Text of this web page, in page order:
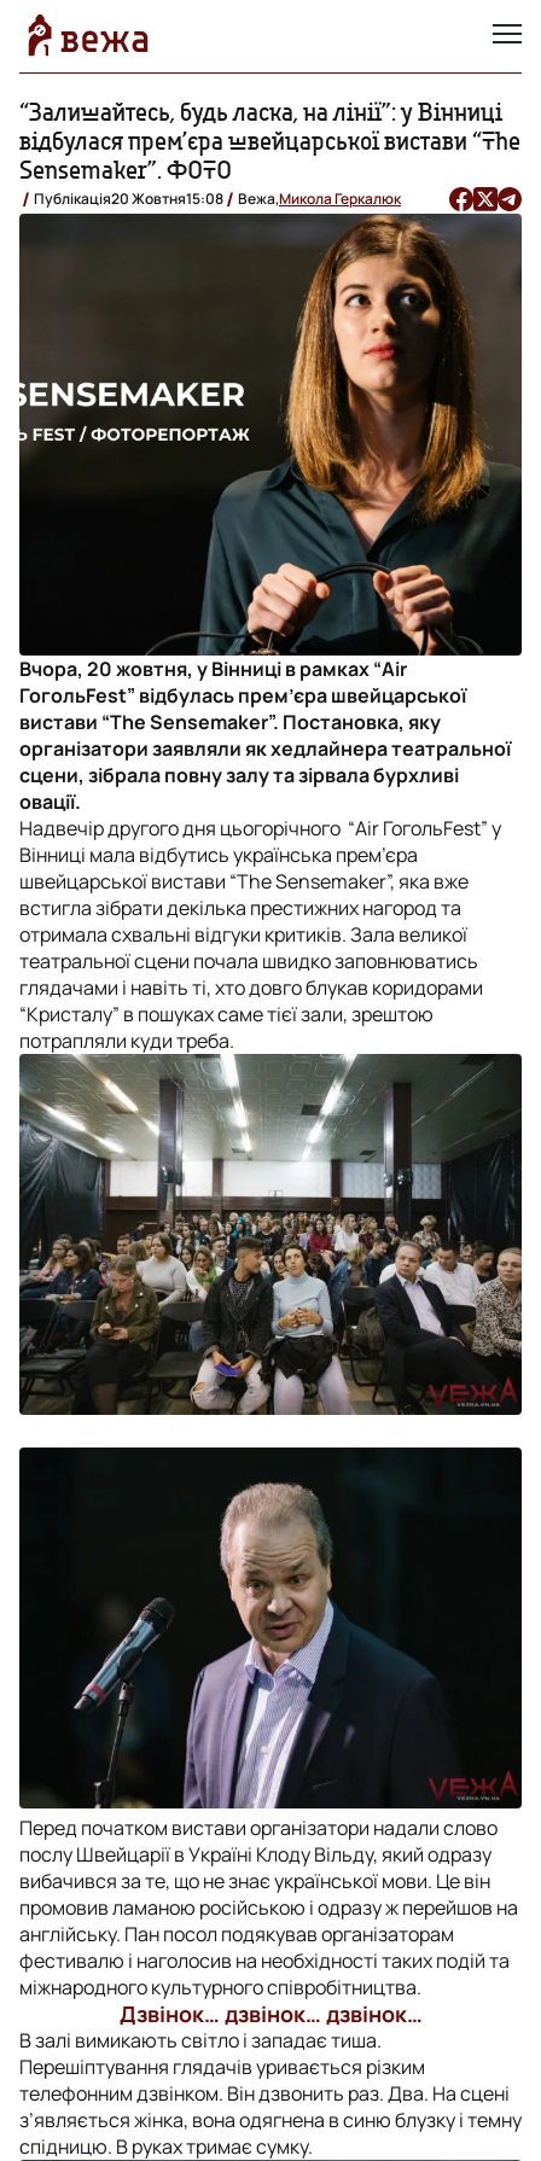
“Залишайтесь, будь ласка, на лінії”: у Вінниці
відбулася прем’єра швейцарської вистави “The
Sensemaker”. ФОТО
Публікація20 Жовтня15:08 Вежа,Микола Геркалюк
Вчора, 20 жовтня, у Вінниці в рамках “Air
ГогольFest” відбулась прем’єра швейцарської
вистави “The Sensemaker”. Постановка, яку
організатори заявляли як хедлайнера театральної
сцени, зібрала повну залу та зірвала бурхливі
овації.
Надвечір другого дня цьогорічного “Air ГогольFest” у
Вінниці мала відбутись українська прем’єра
швейцарської вистави “The Sensemaker”, яка вже
встигла зібрати декілька престижних нагород та
отримала схвальні відгуки критиків. Зала великої
театральної сцени почала швидко заповнюватись
глядачами і навіть ті, хто довго блукав коридорами
“Кристалу” в пошуках саме тієї зали, зрештою
потрапляли куди треба.
Перед початком вистави організатори надали слово
послу Швейцарії в Україні Клоду Вільду, який одразу
вибачився за те, що не знає української мови. Це він
промовив ламаною російською і одразу ж перейшов на
англійську. Пан посол подякував організаторам
фестивалю і наголосив на необхідності таких подій та
міжнародного культурного співробітництва.
Дзвінок… дзвінок… дзвінок…
В залі вимикають світло і западає тиша.
Перешіптування глядачів уривається різким
телефонним дзвінком. Він дзвонить раз. Два. На сцені
з’являється жінка, вона одягнена в синю блузку і темну
спідницю. В руках тримає сумку.